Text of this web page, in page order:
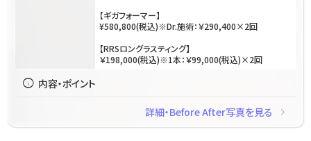
【ギガフォーマー】
¥580,800(税込)※Dr.施術：￥290,400×2回
【RRSロングラスティング】
￥198,000(税込)※1本：￥99,000(税込)×2回
info 内容・ポイント
詳細・Before After写真を見る navigate_next